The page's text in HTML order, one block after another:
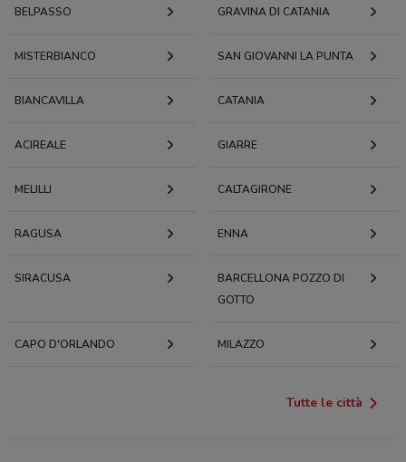
BELPASSO GRAVINA DI CATANIA
MISTERBIANCO SAN GIOVANNI LA PUNTA
BIANCAVILLA CATANIA
ACIREALE GIARRE
MELILLI CALTAGIRONE
RAGUSA ENNA
SIRACUSA
BARCELLONA POZZO DI
GOTTO
CAPO D'ORLANDO MILAZZO
Tutte le città